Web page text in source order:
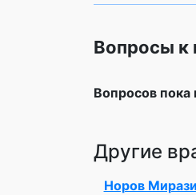
Вопросы к
Вопросов пока
Другие
Норов